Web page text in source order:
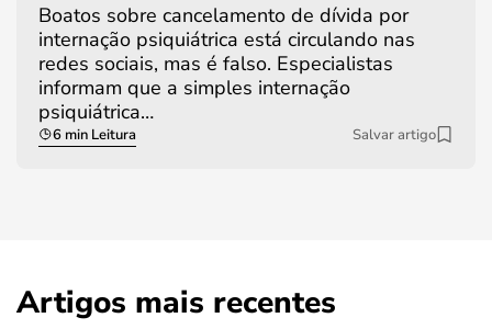
Boatos sobre cancelamento de dívida por
internação psiquiátrica está circulando nas
redes sociais, mas é falso. Especialistas
informam que a simples internação
psiquiátrica…
6 min Leitura Salvar artigo
Artigos mais recentes